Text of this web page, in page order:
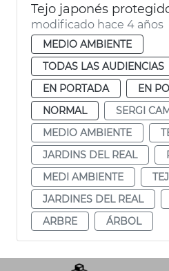
Tejo japonés
modificado hace 4 años
MEDIO AMBIENTE
TODAS LAS AUDIENCIAS
EN PORTADA
EN
NORMAL
SERGI
MEDIO AMBIENTE
JARDINS DEL REAL
MEDI AMBIENTE
JARDINES DEL REAL
ARBRE
ÁRBOL